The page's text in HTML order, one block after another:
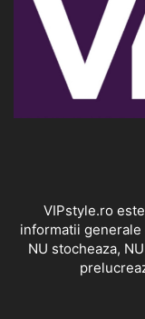
VIPstyle.ro
informatii
NU stocheaza,